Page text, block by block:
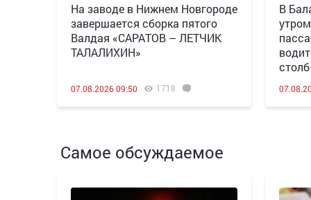
Н️а заводе в Нижнем Новгороде
завершается сборка пятого
Валдая «САРАТОВ – ЛЕТЧИК
ТАЛАЛИХИН»
07.08.2026 09:50 1718
В
столб
Самое обсуждаемое